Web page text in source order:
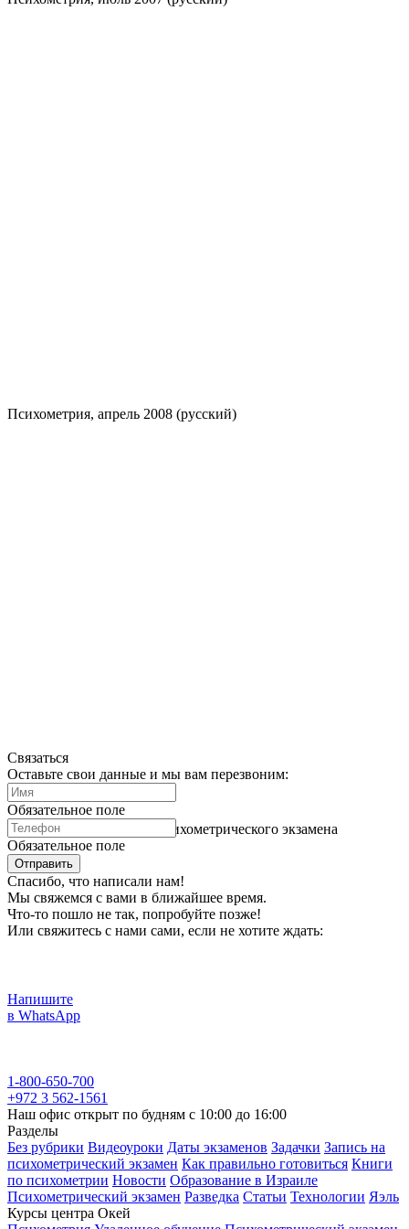
Психометрия, апрель 2008 (русский)
По следам мартовского психометрического экзамена
Связаться
Оставьте свои данные и мы вам перезвоним:
Обязательное поле
Обязательное поле
Отправить
Спасибо, что написали нам!
Мы свяжемся с вами в ближайшее время.
Что-то пошло не так, попробуйте позже!
Или свяжитесь с нами сами, если не хотите ждать:
Напишите
в WhatsApp
1-800-650-700
+972 3 562-1561
Наш офис открыт по будням с 10:00 до 16:00
Разделы
Без рубрики Видеоуроки Даты экзаменов Задачки Запись на
психометрический экзамен Как правильно готовиться Книги
по психометрии Новости Образование в Израиле
Психометрический экзамен Разведка Статьи Технологии Яэль
Курсы центра Окей